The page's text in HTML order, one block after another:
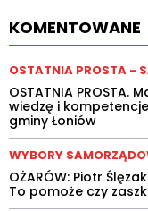
KOMENTOWANE
OSTATNIA PROSTA -
OSTATNIA PROSTA.
wiedzę i
gminy Łoniów
WYBORY
OŻARÓW: Piotr
To pomoże czy